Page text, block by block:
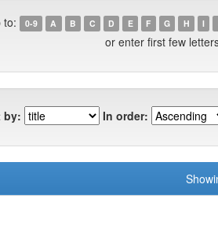
to: 0-9 A B C D E F G H I
or enter first few
by: In order: